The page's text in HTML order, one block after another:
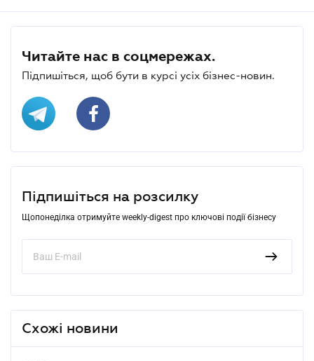
Читайте нас в соцмережах.
Підпишіться, щоб бути в курсі усіх бізнес-новин.
Підпишіться на розсилку
Щопонеділка отримуйте weekly-digest про ключові події бізнесу
Схожі новини